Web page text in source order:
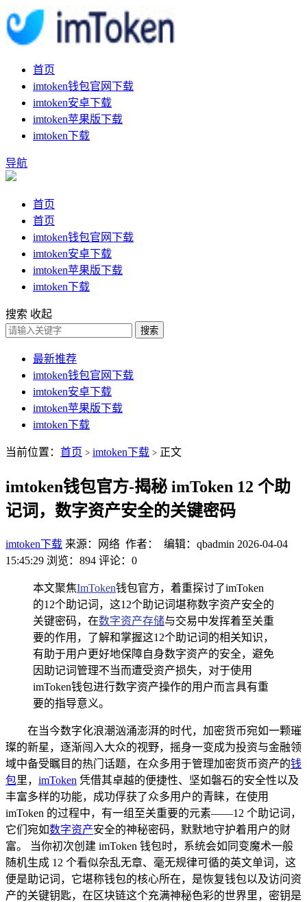
首页
imtoken钱包官网下载
imtoken安卓下载
imtoken苹果版下载
imtoken下载
导航
首页
首页
imtoken钱包官网下载
imtoken安卓下载
imtoken苹果版下载
imtoken下载
搜索 收起
搜索
最新推荐
imtoken钱包官网下载
imtoken安卓下载
imtoken苹果版下载
imtoken下载
当前位置： 首页 > imtoken下载 > 正文
imtoken钱包官方-揭秘 imToken 12 个助
记词，数字资产安全的关键密码
imtoken下载 来源：网络 作者： 编辑：qbadmin 2026-04-04
15:45:29 浏览：894 评论：0
本文聚焦ImToken钱包官方，着重探讨了imToken
的12个助记词，这12个助记词堪称数字资产安全的
关键密码，在数字资产存储与交易中发挥着至关重
要的作用，了解和掌握这12个助记词的相关知识，
有助于用户更好地保障自身数字资产的安全，避免
因助记词管理不当而遭受资产损失，对于使用
imToken钱包进行数字资产操作的用户而言具有重
要的指导意义。
在当今数字化浪潮汹涌澎湃的时代，加密货币宛如一颗璀
璨的新星，逐渐闯入大众的视野，摇身一变成为投资与金融领
域中备受瞩目的热门话题，在众多用于管理加密货币资产的钱
包里， imToken 凭借其卓越的便捷性、坚如磐石的安全性以及
丰富多样的功能，成功俘获了众多用户的青睐，在使用
imToken 的过程中，有一组至关重要的元素——12 个助记词，
它们宛如数字资产安全的神秘密码，默默地守护着用户的财
富。 当你初次创建 imToken 钱包时，系统会如同变魔术一般
随机生成 12 个看似杂乱无章、毫无规律可循的英文单词，这
便是助记词，它堪称钱包的核心所在，是恢复钱包以及访问资
产的关键钥匙，在区块链这个充满神秘色彩的世界里，密钥是